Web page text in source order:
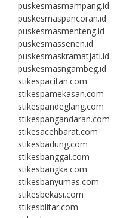
puskesmasmampang.id
puskesmaspancoran.id
puskesmasmenteng.id
puskesmassenen.id
puskesmaskramatjati.id
puskesmasngambeg.id
stikespacitan.com
stikespamekasan.com
stikespandeglang.com
stikespangandaran.com
stikesacehbarat.com
stikesbadung.com
stikesbanggai.com
stikesbangka.com
stikesbanyumas.com
stikesbekasi.com
stikesblitar.com